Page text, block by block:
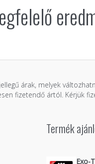
árak, melyek
fizetendő ártól. Kérjük
Termék
Exo-